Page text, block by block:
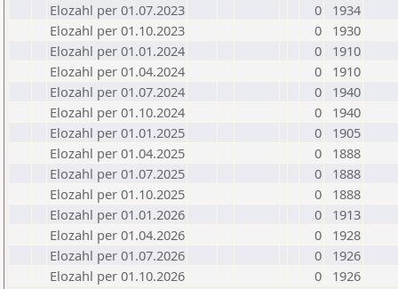
Elozahl per 01.07.2023
0
1934
Elozahl per 01.10.2023
0
1930
Elozahl per 01.01.2024
0
1910
Elozahl per 01.04.2024
0
1910
Elozahl per 01.07.2024
0
1940
Elozahl per 01.10.2024
0
1940
Elozahl per 01.01.2025
0
1905
Elozahl per 01.04.2025
0
1888
Elozahl per 01.07.2025
0
1888
Elozahl per 01.10.2025
0
1888
Elozahl per 01.01.2026
0
1913
Elozahl per 01.04.2026
0
1928
Elozahl per 01.07.2026
0
1926
Elozahl per 01.10.2026
0 1926